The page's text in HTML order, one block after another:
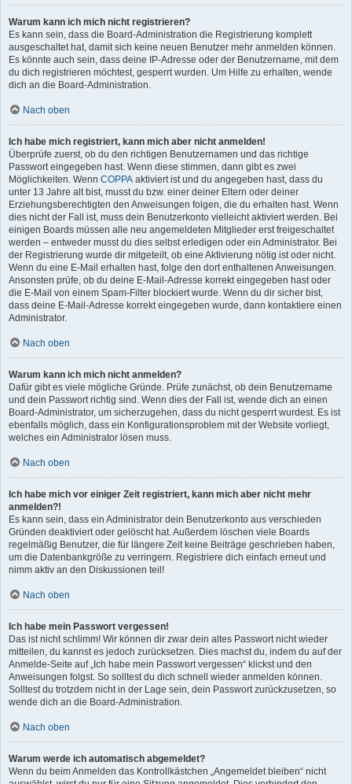
Warum kann ich mich nicht registrieren?
Es kann sein, dass die Board-Administration die Registrierung komplett
ausgeschaltet hat, damit sich keine neuen Benutzer mehr anmelden können.
Es könnte auch sein, dass deine IP-Adresse oder der Benutzername, mit dem
du dich registrieren möchtest, gesperrt wurden. Um Hilfe zu erhalten, wende
dich an die Board-Administration.
Nach oben
Ich habe mich registriert, kann mich aber nicht anmelden!
Überprüfe zuerst, ob du den richtigen Benutzernamen und das richtige
Passwort eingegeben hast. Wenn diese stimmen, dann gibt es zwei
Möglichkeiten. Wenn COPPA aktiviert ist und du angegeben hast, dass du
unter 13 Jahre alt bist, musst du bzw. einer deiner Eltern oder deiner
Erziehungsberechtigten den Anweisungen folgen, die du erhalten hast. Wenn
dies nicht der Fall ist, muss dein Benutzerkonto vielleicht aktiviert werden. Bei
einigen Boards müssen alle neu angemeldeten Mitglieder erst freigeschaltet
werden – entweder musst du dies selbst erledigen oder ein Administrator. Bei
der Registrierung wurde dir mitgeteilt, ob eine Aktivierung nötig ist oder nicht.
Wenn du eine E-Mail erhalten hast, folge den dort enthaltenen Anweisungen.
Ansonsten prüfe, ob du deine E-Mail-Adresse korrekt eingegeben hast oder
die E-Mail von einem Spam-Filter blockiert wurde. Wenn du dir sicher bist,
dass deine E-Mail-Adresse korrekt eingegeben wurde, dann kontaktiere einen
Administrator.
Nach oben
Warum kann ich mich nicht anmelden?
Dafür gibt es viele mögliche Gründe. Prüfe zunächst, ob dein Benutzername
und dein Passwort richtig sind. Wenn dies der Fall ist, wende dich an einen
Board-Administrator, um sicherzugehen, dass du nicht gesperrt wurdest. Es ist
ebenfalls möglich, dass ein Konfigurationsproblem mit der Website vorliegt,
welches ein Administrator lösen muss.
Nach oben
Ich habe mich vor einiger Zeit registriert, kann mich aber nicht mehr
anmelden?!
Es kann sein, dass ein Administrator dein Benutzerkonto aus verschieden
Gründen deaktiviert oder gelöscht hat. Außerdem löschen viele Boards
regelmäßig Benutzer, die für längere Zeit keine Beiträge geschrieben haben,
um die Datenbankgröße zu verringern. Registriere dich einfach erneut und
nimm aktiv an den Diskussionen teil!
Nach oben
Ich habe mein Passwort vergessen!
Das ist nicht schlimm! Wir können dir zwar dein altes Passwort nicht wieder
mitteilen, du kannst es jedoch zurücksetzen. Dies machst du, indem du auf der
Anmelde-Seite auf „Ich habe mein Passwort vergessen“ klickst und den
Anweisungen folgst. So solltest du dich schnell wieder anmelden können.
Solltest du trotzdem nicht in der Lage sein, dein Passwort zurückzusetzen, so
wende dich an die Board-Administration.
Nach oben
Warum werde ich automatisch abgemeldet?
Wenn du beim Anmelden das Kontrollkästchen „Angemeldet bleiben“ nicht